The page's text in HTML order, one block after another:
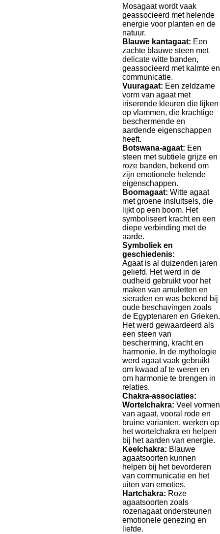
Mosagaat wordt vaak
geassocieerd met helende
energie voor planten en de
natuur.
Blauwe kantagaat: Een
zachte blauwe steen met
delicate witte banden,
geassocieerd met kalmte en
communicatie.
Vuuragaat: Een zeldzame
vorm van agaat met
iriserende kleuren die lijken
op vlammen, die krachtige
beschermende en
aardende eigenschappen
heeft.
Botswana-agaat: Een
steen met subtiele grijze en
roze banden, bekend om
zijn emotionele helende
eigenschappen.
Boomagaat: Witte agaat
met groene insluitsels, die
lijkt op een boom. Het
symboliseert kracht en een
diepe verbinding met de
aarde.
Symboliek en
geschiedenis:
Agaat is al duizenden jaren
geliefd. Het werd in de
oudheid gebruikt voor het
maken van amuletten en
sieraden en was bekend bij
oude beschavingen zoals
de Egyptenaren en Grieken.
Het werd gewaardeerd als
een steen van
bescherming, kracht en
harmonie. In de mythologie
werd agaat vaak gebruikt
om kwaad af te weren en
om harmonie te brengen in
relaties.
Chakra-associaties:
Wortelchakra: Veel vormen
van agaat, vooral rode en
bruine varianten, werken op
het wortelchakra en helpen
bij het aarden van energie.
Keelchakra: Blauwe
agaatsoorten kunnen
helpen bij het bevorderen
van communicatie en het
uiten van emoties.
Hartchakra: Roze
agaatsoorten zoals
rozenagaat ondersteunen
emotionele genezing en
liefde.